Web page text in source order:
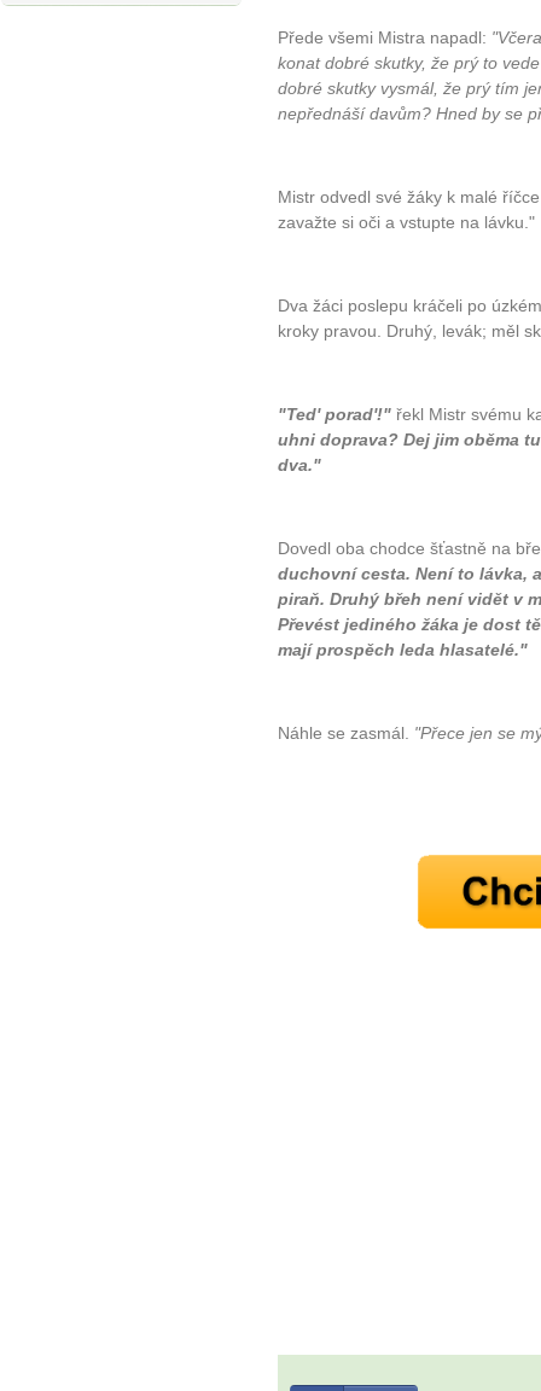
...
Přede všemi Mistra napadl:
konat dobré skutky, že prý to
dobré skutky vysmál, že prý tím
nepřednáší davům? Hned by se
Mistr odvedl své žáky k malé
zavažte si oči a vstupte na lávku."
Dva žáci poslepu kráčeli po
kroky pravou. Druhý, levák; měl
"Ted' porad'!" řekl Mistr svému
uhni doprava? Dej jim oběma
dva."
Dovedl oba chodce šťastně na
duchovní cesta. Není to lávka,
piraň. Druhý břeh není vidět v
Převést jediného žáka je dost
mají prospěch leda hlasatelé."
Náhle se zasmál. "Přece jen se